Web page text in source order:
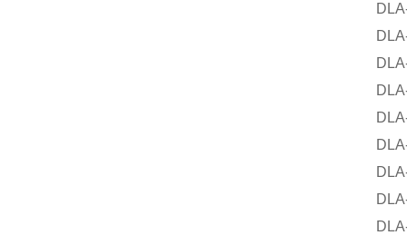
DLA-
DLA-
DLA-
DLA-
DLA-
DLA-
DLA-
DLA-
DLA-